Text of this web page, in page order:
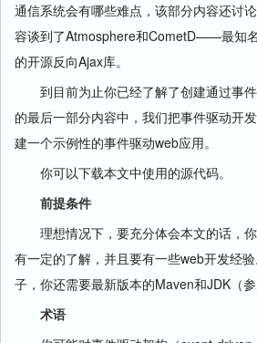
通信系统会有哪些难点，该部分内容还讨
容谈到了Atmosphere和CometD——最知
的开源反向Ajax库。
到目前为止你已经了解了创建通过事件
的最后一部分内容中，我们把事件驱动开
建一个示例性的事件驱动web应用。
你可以下载本文中使用的源代码。
前提条件
理想情况下，要充分体会本文的话，
有一定的了解，并且要有一些web开发经
子，你还需要最新版本的Maven和JDK（参
术语